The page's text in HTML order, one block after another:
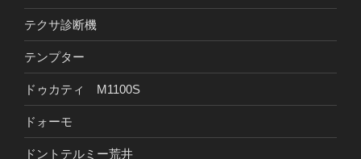
テクサ診断機
テンプター
ドゥカティ M1100S
ドォーモ
ドントテルミー荒井